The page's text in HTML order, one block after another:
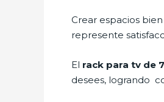
Crear espacios
represente
El rack para tv de
desees, logrando